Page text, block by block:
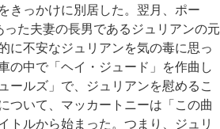
きっかけに別居した。翌月、ポー
た夫妻の長男であるジュリアンの元
に不安なジュリアンを気の毒に思っ
の中で「ヘイ・ジュード」を作曲し
ールズ」で、ジュリアンを慰めるこ
ついて、マッカートニーは「この曲
トルから始まった。つまり、ジュリ